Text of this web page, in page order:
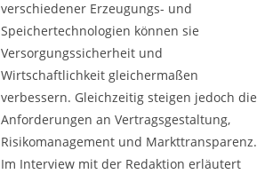
verschiedener Erzeugungs- und
Speichertechnologien können sie
Versorgungssicherheit und
Wirtschaftlichkeit gleichermaßen
verbessern. Gleichzeitig steigen jedoch die
Anforderungen an Vertragsgestaltung,
Risikomanagement und Markttransparenz.
Im Interview mit der Redaktion erläutert